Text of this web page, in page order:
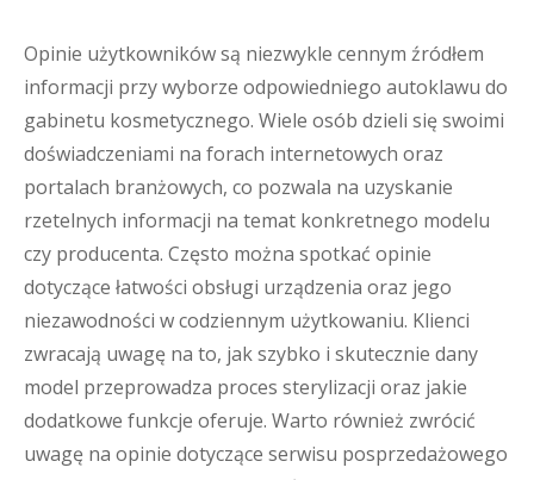
Opinie użytkowników są niezwykle cennym źródłem
informacji przy wyborze odpowiedniego autoklawu do
gabinetu kosmetycznego. Wiele osób dzieli się swoimi
doświadczeniami na forach internetowych oraz
portalach branżowych, co pozwala na uzyskanie
rzetelnych informacji na temat konkretnego modelu
czy producenta. Często można spotkać opinie
dotyczące łatwości obsługi urządzenia oraz jego
niezawodności w codziennym użytkowaniu. Klienci
zwracają uwagę na to, jak szybko i skutecznie dany
model przeprowadza proces sterylizacji oraz jakie
dodatkowe funkcje oferuje. Warto również zwrócić
uwagę na opinie dotyczące serwisu posprzedażowego